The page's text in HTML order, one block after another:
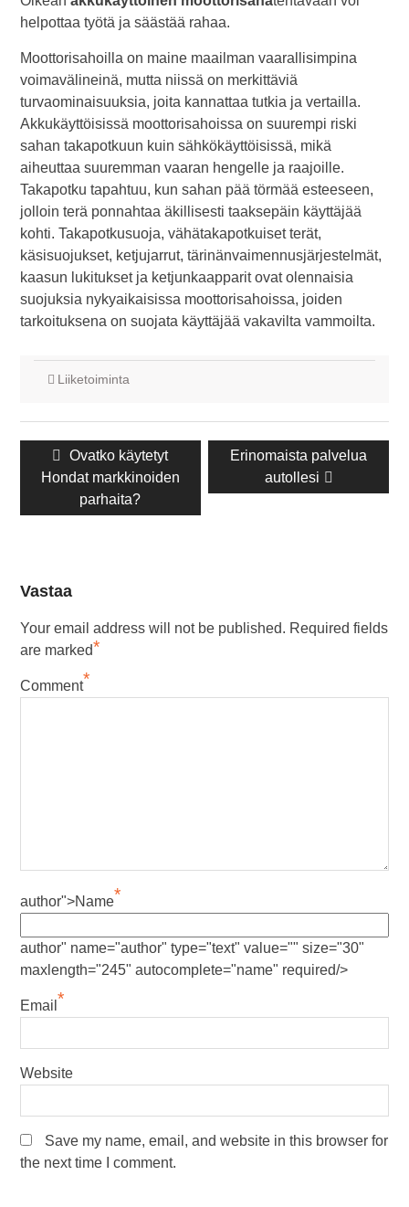
helpottaa työtä ja säästää rahaa.
Moottorisahoilla on maine maailman vaarallisimpina
voimavälineinä, mutta niissä on merkittäviä
turvaominaisuuksia, joita kannattaa tutkia ja vertailla.
Akkukäyttöisissä moottorisahoissa on suurempi riski
sahan takapotkuun kuin sähkökäyttöisissä, mikä
aiheuttaa suuremman vaaran hengelle ja raajoille.
Takapotku tapahtuu, kun sahan pää törmää esteeseen,
jolloin terä ponnahtaa äkillisesti taaksepäin käyttäjää
kohti. Takapotkusuoja, vähätakapotkuiset terät,
käsisuojukset, ketjujarrut, tärinänvaimennusjärjestelmät,
kaasun lukitukset ja ketjunkaapparit ovat olennaisia
suojuksia nykyaikaisissa moottorisahoissa, joiden
tarkoituksena on suojata käyttäjää vakavilta vammoilta.
Liiketoiminta
Navigointi
Edellinen
julkaisu:
Ovatko käytetyt
Hondat markkinoiden
parhaita?
Seuraava
julkaisu:
Erinomaista palvelua
autollesi
Vastaa
Your email address will not be published. Required fields
are marked*
Comment*
author">Name*
author" name="author" type="text" value="" size="30"
maxlength="245" autocomplete="name" required/>
Email *
Website
Save my name, email, and website in this browser for
the next time I comment.